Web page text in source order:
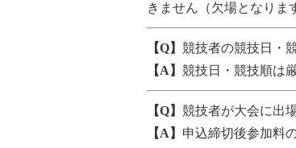
きません（欠場となりま
【Q】 競技者の競技日・
【A】 競技日・競技順は
【Q】 競技者が大会に出
【A】 申込締切後参加料